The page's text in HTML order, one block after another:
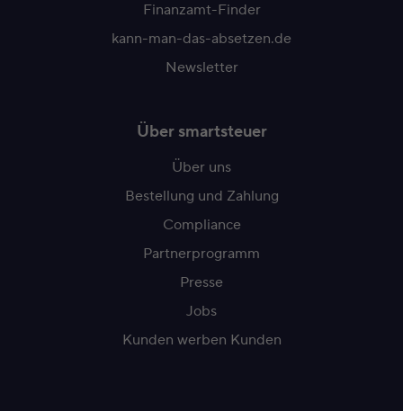
Finanzamt-Finder
kann-man-das-absetzen.de
Newsletter
Über smartsteuer
Über uns
Bestellung und Zahlung
Compliance
Partnerprogramm
Presse
Jobs
Kunden werben Kunden